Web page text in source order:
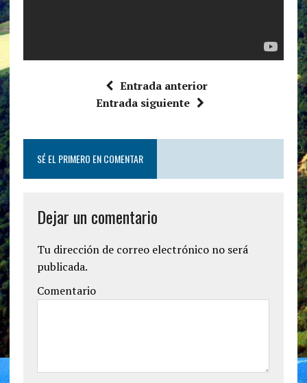
Entrada anterior
Entrada siguiente
SÉ EL PRIMERO EN COMENTAR
Dejar un comentario
Tu dirección de correo electrónico no será
publicada.
Comentario